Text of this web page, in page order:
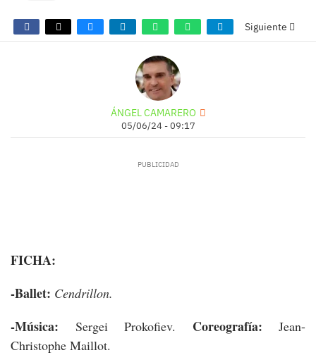
Siguiente
ÁNGEL CAMARERO
05/06/24 - 09:17
FICHA:
-Ballet: Cendrillon.
-Música: Sergei Prokofiev. Coreografía: Jean-
Christophe Maillot.